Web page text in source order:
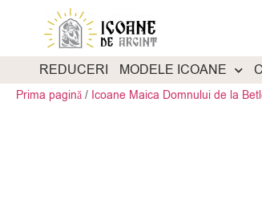
REDUCERI MODELE ICOANE
Prima pagină / Icoane Maica Domnului de la